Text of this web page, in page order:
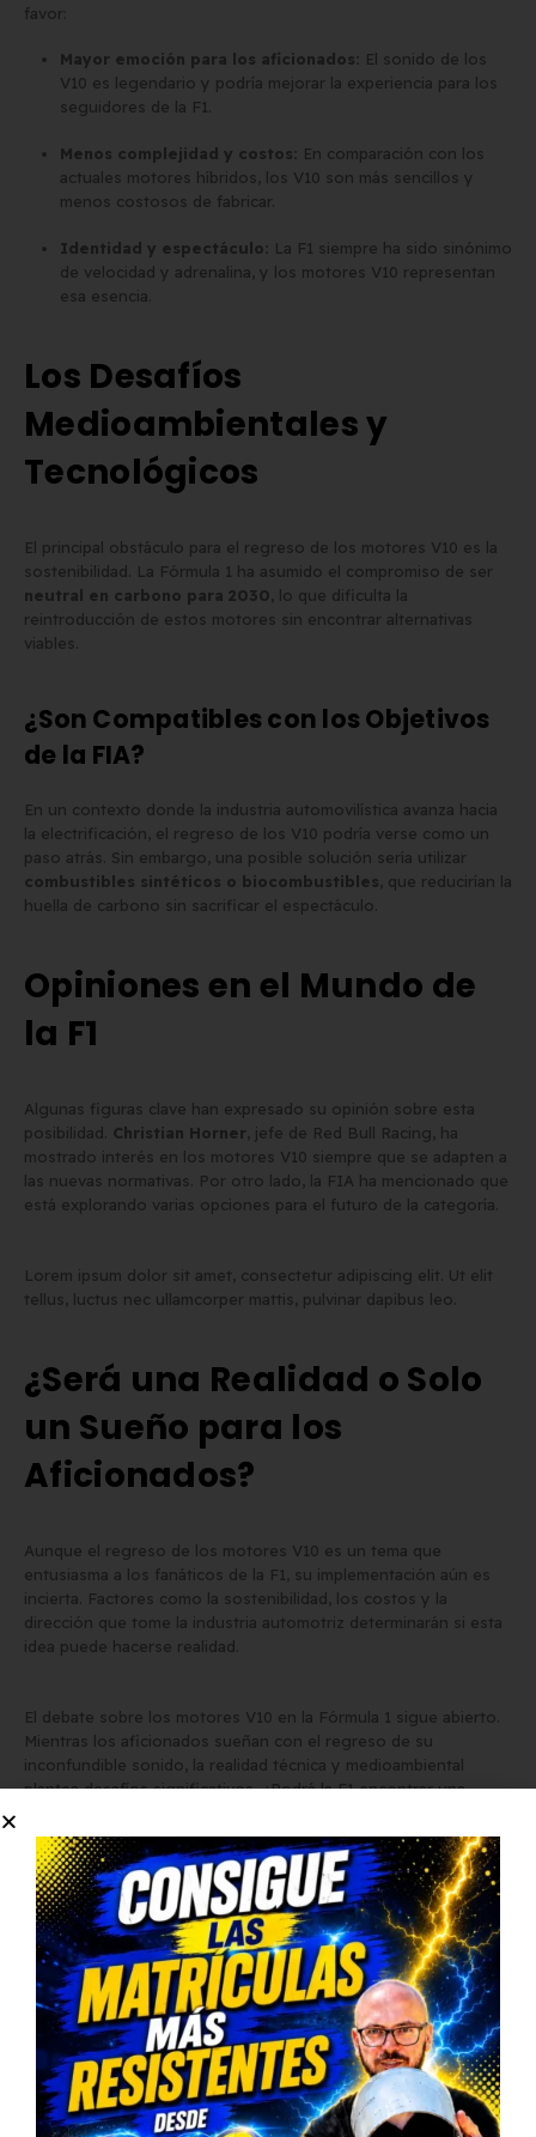
favor:
Mayor emoción para los aficionados:
El sonido de los
V10 es legendario y podría mejorar la experiencia para los
seguidores de la F1.
Menos complejidad y costos:
En comparación con los
actuales motores híbridos, los V10 son más sencillos y
menos costosos de fabricar.
Identidad y espectáculo:
La F1 siempre ha sido sinónimo
de velocidad y adrenalina, y los motores V10 representan
esa esencia.
Los Desafíos
Medioambientales y
Tecnológicos
El principal obstáculo para el regreso de los motores V10 es la
sostenibilidad. La Fórmula 1 ha asumido el compromiso de ser
neutral en carbono para 2030 , lo que dificulta la
reintroducción de estos motores sin encontrar alternativas
viables.
¿Son Compatibles con los Objetivos
de la FIA?
En un contexto donde la industria automovilística avanza hacia
la electrificación, el regreso de los V10 podría verse como un
paso atrás. Sin embargo, una posible solución sería utilizar
combustibles sintéticos o biocombustibles , que reducirían la
huella de carbono sin sacrificar el espectáculo.
Opiniones en el Mundo de
la F1
Algunas figuras clave han expresado su opinión sobre esta
posibilidad. Christian Horner , jefe de Red Bull Racing, ha
mostrado interés en los motores V10 siempre que se adapten a
las nuevas normativas. Por otro lado, la FIA ha mencionado que
está explorando varias opciones para el futuro de la categoría.
Lorem ipsum dolor sit amet, consectetur adipiscing elit. Ut elit
tellus, luctus nec ullamcorper mattis, pulvinar dapibus leo.
¿Será una Realidad o Solo
un Sueño para los
Aficionados?
Aunque el regreso de los motores V10 es un tema que
entusiasma a los fanáticos de la F1, su implementación aún es
incierta. Factores como la sostenibilidad, los costos y la
dirección que tome la industria automotriz determinarán si esta
idea puede hacerse realidad.
El debate sobre los motores V10 en la Fórmula 1 sigue abierto.
Mientras los aficionados sueñan con el regreso de su
inconfundible sonido, la realidad técnica y medioambiental
plantea desafíos significativos. ¿Podrá la F1 encontrar una
lo dirá.
¿Qué opinas tú?
Déjanos tu comentario y comparte este artículo en redes
sociales para seguir la conversación. ¡No olvides suscribirte a
nuestro blog para más noticias sobre la Fórmula 1!
Compartir esta publicacion